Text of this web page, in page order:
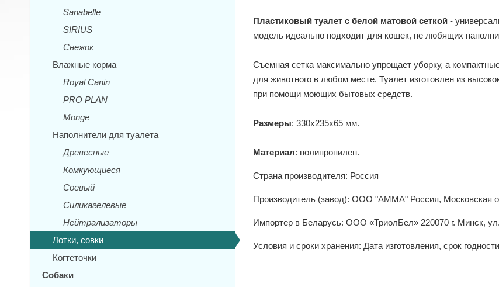
Пластиковый туалет с белой матовой сеткой -
модель идеально подходит для кошек, не любящих
Съемная сетка максимально упрощает уборку, а
для животного в любом месте. Туалет изготовлен из
при помощи моющих бытовых средств.
Размеры: 330х235х65 мм.
Материал: полипропилен.
Страна производителя: Россия
Производитель (завод): ООО "АММА" Россия, Московская
Импортер в Беларусь: ООО «ТриолБел» 220070 г. Минск,
Условия и сроки хранения: Дата изготовления, срок
Sanabelle
SIRIUS
Снежок
Влажные корма
Royal Canin
PRO PLAN
Monge
Наполнители для туалета
Древесные
Комкующиеся
Соевый
Силикагелевые
Нейтрализаторы
Лотки, совки
Когтеточки
Собаки